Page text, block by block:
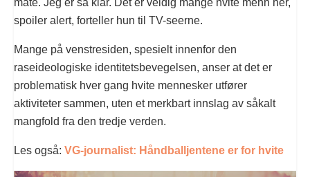
spoiler alert, forteller hun til TV-seerne.
Mange på venstresiden, spesielt innenfor den
raseideologiske identitetsbevegelsen, anser at det er
problematisk hver gang hvite mennesker utfører
aktiviteter sammen, uten et merkbart innslag av såkalt
mangfold fra den tredje verden.
Les også: VG-journalist: Håndballjentene er for hvite